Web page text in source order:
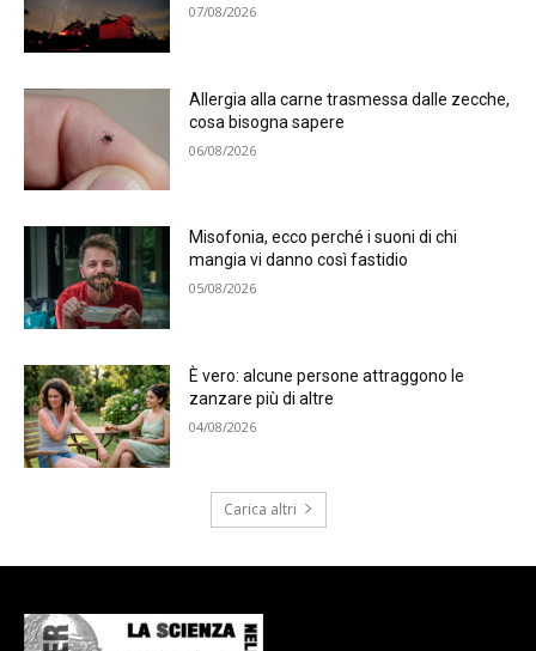
07/08/2026
Allergia alla carne trasmessa dalle zecche,
cosa bisogna sapere
06/08/2026
Misofonia, ecco perché i suoni di chi
mangia vi danno così fastidio
05/08/2026
È vero: alcune persone attraggono le
zanzare più di altre
04/08/2026
Carica altri